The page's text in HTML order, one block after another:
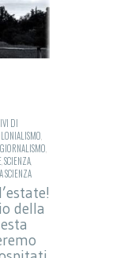
DI
GIORNALISMO
SCIENZA
SCIENZA
della